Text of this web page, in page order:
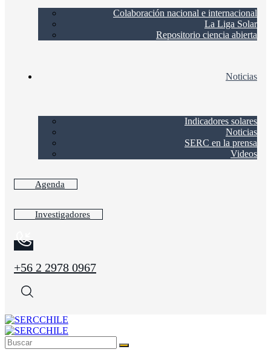
Colaboración nacional e internacional
La Liga Solar
Repositorio ciencia abierta
Noticias
Indicadores solares
Noticias
SERC en la prensa
Videos
Agenda
Investigadores
+56 2 2978 0967